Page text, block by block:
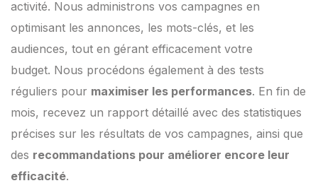
activité. Nous administrons vos campagnes en
optimisant les annonces, les mots-clés, et les
audiences, tout en gérant efficacement votre
budget. Nous procédons également à des tests
réguliers pour maximiser les performances. En fin de
mois, recevez un rapport détaillé avec des statistiques
précises sur les résultats de vos campagnes, ainsi que
des recommandations pour améliorer encore leur
efficacité.